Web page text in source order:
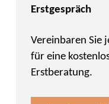
Erstgespräch
Vereinbaren Sie
für eine
Erstberatung.